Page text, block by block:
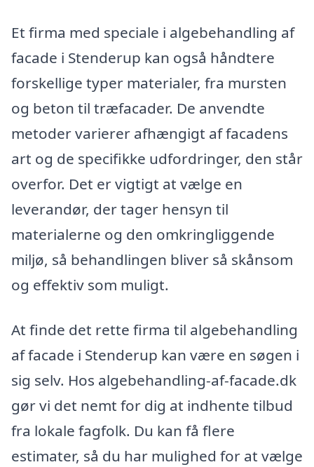
Et firma med speciale i algebehandling af
facade i Stenderup kan også håndtere
forskellige typer materialer, fra mursten
og beton til træfacader. De anvendte
metoder varierer afhængigt af facadens
art og de specifikke udfordringer, den står
overfor. Det er vigtigt at vælge en
leverandør, der tager hensyn til
materialerne og den omkringliggende
miljø, så behandlingen bliver så skånsom
og effektiv som muligt.
At finde det rette firma til algebehandling
af facade i Stenderup kan være en søgen i
sig selv. Hos algebehandling-af-facade.dk
gør vi det nemt for dig at indhente tilbud
fra lokale fagfolk. Du kan få flere
estimater, så du har mulighed for at vælge